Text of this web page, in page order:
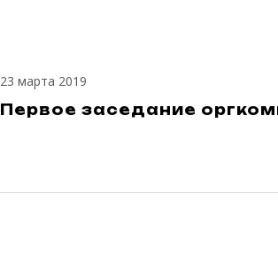
23 марта 2019
Первое заседание